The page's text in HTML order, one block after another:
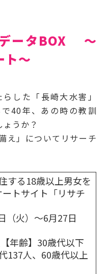
ータBOX ～
ト～
した「長崎大水害」
40年、あの時の教訓
うか？
え」についてリサーチ
する18歳以上男女を
トサイト「リサチ
（火）～6月27日
年齢】30歳代以下
137人、60歳代以上